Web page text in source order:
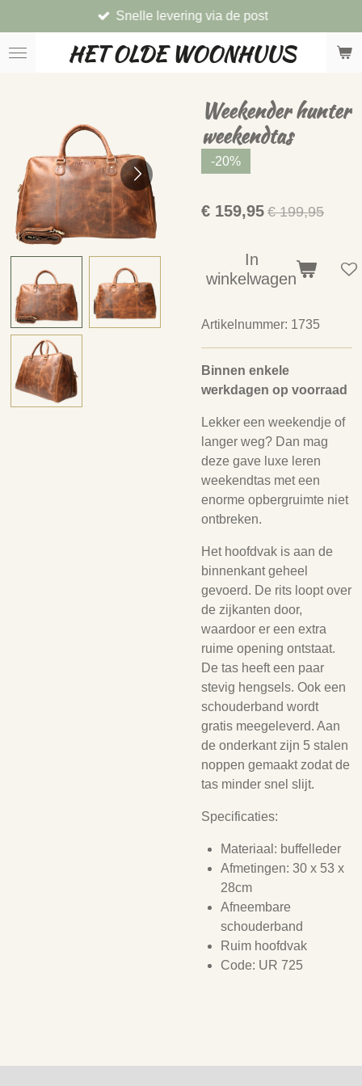
direct
naar
HET OLDE WOONHUUS
Snelle levering via de post
Weekender hunter
weekendtas
-20%
€ 159,95 € 199,95
In
winkelwagen
Artikelnummer: 1735
Binnen enkele
werkdagen op voorraad
Lekker een weekendje of
langer weg? Dan mag
deze gave luxe leren
weekendtas met een
enorme opbergruimte niet
ontbreken.
Het hoofdvak is aan de
binnenkant geheel
gevoerd. De rits loopt over
de zijkanten door,
waardoor er een extra
ruime opening ontstaat.
De tas heeft een paar
stevig hengsels. Ook een
schouderband wordt
gratis meegeleverd. Aan
de onderkant zijn 5 stalen
noppen gemaakt zodat de
tas minder snel slijt.
Specificaties:
Materiaal: buffelleder
Afmetingen: 30 x 53 x
28cm
Afneembare
schouderband
Ruim hoofdvak
Code: UR 725